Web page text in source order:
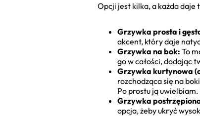
Opcji jest kilka, a każda daje
Grzywka prosta i
akcent, który daje
Grzywka na bok: To
go w całości, dodając
Grzywka kurtynowa
rozchodząca się na
Po prostu ją
Grzywka
opcja, żeby ukryć